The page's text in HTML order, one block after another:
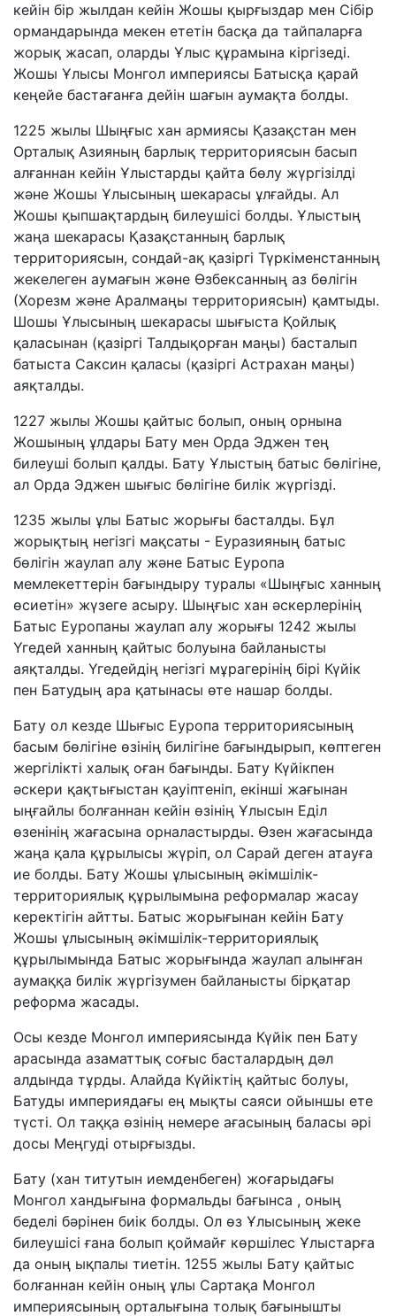
кейін бір жылдан кейін Жошы қырғыздар мен Сібір
ормандарында мекен ететін басқа да тайпаларға
жорық жасап, оларды Ұлыс құрамына кіргізеді.
Жошы Ұлысы Монгол империясы Батысқа қарай
кеңейе бастағанға дейін шағын аумақта болды.
1225 жылы Шыңғыс хан армиясы Қазақстан мен
Орталық Азияның барлық территориясын басып
алғаннан кейін Ұлыстарды қайта бөлу жүргізілді
және Жошы Ұлысының шекарасы ұлғайды. Ал
Жошы қыпшақтардың билеушісі болды. Ұлыстың
жаңа шекарасы Қазақстанның барлық
территориясын, сондай-ақ қазіргі Түркіменстанның
жекелеген аумағын және Өзбексанның аз бөлігін
(Хорезм және Аралмаңы территориясын) қамтыды.
Шошы Ұлысының шекарасы шығыста Қойлық
қаласынан (қазіргі Талдықорған маңы) басталып
батыста Саксин қаласы (қазіргі Астрахан маңы)
аяқталды.
1227 жылы Жошы қайтыс болып, оның орнына
Жошының ұлдары Бату мен Орда Эджен тең
билеуші болып қалды. Бату Ұлыстың батыс бөлігіне,
ал Орда Эджен шығыс бөлігіне билік жүргізді.
1235 жылы ұлы Батыс жорығы басталды. Бұл
жорықтың негізгі мақсаты - Еуразияның батыс
бөлігін жаулап алу және Батыс Еуропа
мемлекеттерін бағындыру туралы «Шыңғыс ханның
өсиетін» жүзеге асыру. Шыңғыс хан әскерлерінің
Батыс Еуропаны жаулап алу жорығы 1242 жылы
Үгедей ханның қайтыс болуына байланысты
аяқталды. Үгедейдің негізгі мұрагерінің бірі Күйік
пен Батудың ара қатынасы өте нашар болды.
Бату ол кезде Шығыс Еуропа территориясының
басым бөлігіне өзінің билігіне бағындырып, көптеген
жергілікті халық оған бағынды. Бату Күйікпен
әскери қақтығыстан қауіптеніп, екінші жағынан
ыңғайлы болғаннан кейін өзінің Ұлысын Еділ
өзенінің жағасына орналастырды. Өзен жағасында
жаңа қала құрылысы жүріп, ол Сарай деген атауға
ие болды. Бату Жошы ұлысының әкімшілік-
территориялық құрылымына реформалар жасау
керектігін айтты. Батыс жорығынан кейін Бату
Жошы ұлысының әкімшілік-территориялық
құрылымында Батыс жорығында жаулап алынған
аумаққа билік жүргізумен байланысты бірқатар
реформа жасады.
Осы кезде Монгол империясында Күйік пен Бату
арасында азаматтық соғыс басталардың дәл
алдында тұрды. Алайда Күйіктің қайтыс болуы,
Батуды империядағы ең мықты саяси ойыншы ете
түсті. Ол таққа өзінің немере ағасының баласы әрі
досы Меңгуді отырғызды.
Бату (хан титутын иемденбеген) жоғарыдағы
Монгол хандығына формальды бағынса , оның
беделі бәрінен биік болды. Ол өз Ұлысының жеке
билеушісі ғана болып қоймайғ көршілес Ұлыстарға
да оның ықпалы тиетін. 1255 жылы Бату қайтыс
болғаннан кейін оның ұлы Сартақа Монгол
империясының орталығына толық бағынышты